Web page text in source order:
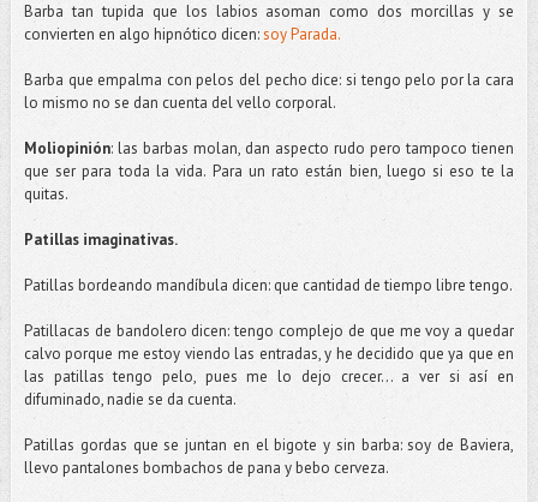
Barba tan tupida que los labios asoman como dos morcillas y se
convierten en algo hipnótico dicen:soy Parada.
Barba que empalma con pelos del pecho dice: si tengo pelo por la cara
lo mismo no se dan cuenta del vello corporal.
Moliopinión: las barbas molan, dan aspecto rudo pero tampoco tienen
que ser para toda la vida. Para un rato están bien, luego si eso te la
quitas.
Patillas imaginativas.
Patillas bordeando mandíbula dicen: que cantidad de tiempo libre tengo.
Patillacas de bandolero dicen: tengo complejo de que me voy a quedar
calvo porque me estoy viendo las entradas, y he decidido que ya que en
las patillastengo pelo, pues me lo dejo crecer... a ver si así en
difuminado, nadie se da cuenta.
Patillas gordas que se juntan en el bigote y sin barba: soy deBaviera,
llevo pantalones bombachos de pana y bebo cerveza.